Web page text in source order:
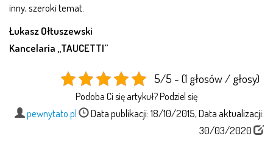
inny, szeroki temat.
Łukasz Ołtuszewski
Kancelaria „TAUCETTI”
5/5 - (1 głosów / głosy)
Podoba Ci się artykuł? Podziel się
pewnytato.pl
Data publikacji: 18/10/2015, Data aktualizacji:
30/03/2020